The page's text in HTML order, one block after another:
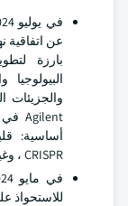
البيولوجيا
والجزيئات
أساسية:
CRISPR ، وغيرها من قدرات التصنيع الحيوي المتقدمة.